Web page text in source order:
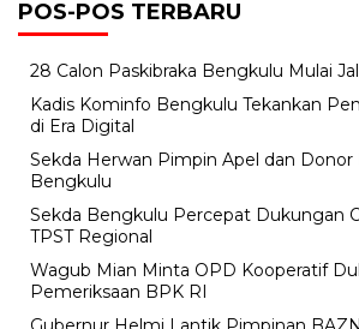
POS-POS TERBARU
28 Calon Paskibraka Bengkulu Mulai
Kadis Kominfo Bengkulu Tekankan
di Era Digital
Sekda Herwan Pimpin Apel dan
Bengkulu
Sekda Bengkulu Percepat Dukungan
TPST Regional
Wagub Mian Minta OPD Kooperatif
Pemeriksaan BPK RI